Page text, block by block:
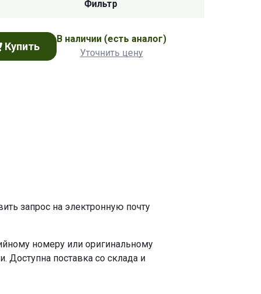
Фильтр
Купить
В наличии (есть аналог)
Уточнить цену
запрос на электронную почту
номеру или оригинальному
Доступна поставка со склада и